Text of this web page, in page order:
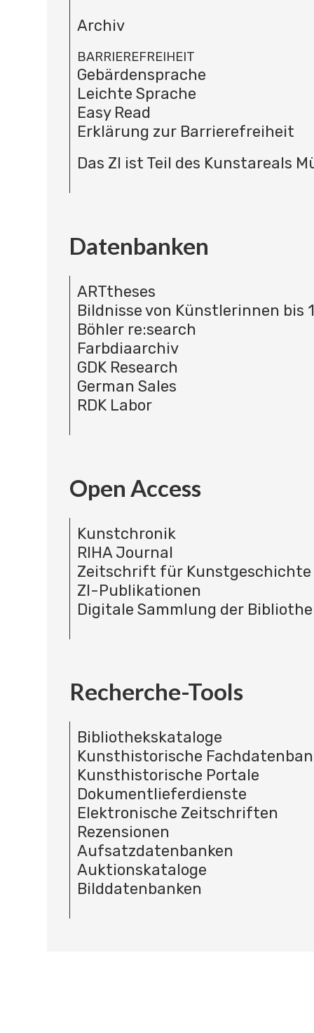
Archiv
BARRIEREFREIHEIT
Gebärdensprache
Leichte Sprache
Easy Read
Erklärung zur Barrierefreiheit
Das ZI ist Teil des Kunstareals
Datenbanken
ARTtheses
Bildnisse von Künstlerinnen bis
Böhler re:search
Farbdiaarchiv
GDK Research
German Sales
RDK Labor
Open Access
Kunstchronik
RIHA Journal
Zeitschrift für Kunstgeschichte
ZI-Publikationen
Digitale Sammlung der
Recherche-Tools
Bibliothekskataloge
Kunsthistorische
Kunsthistorische Portale
Dokumentlieferdienste
Elektronische Zeitschriften
Rezensionen
Aufsatzdatenbanken
Auktionskataloge
Bilddatenbanken